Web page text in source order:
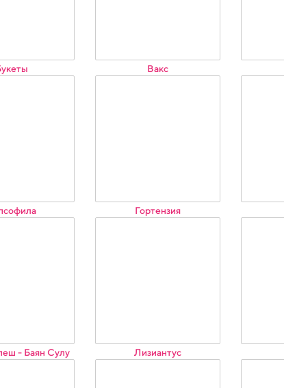
Вакс
Гортензия
- Баян Сулу Лизиантус